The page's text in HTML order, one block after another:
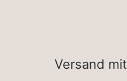
Versand mit